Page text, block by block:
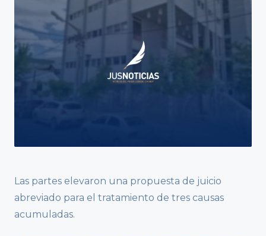
Las partes elevaron una propuesta de juicio
abreviado para el tratamiento de tres causas
acumuladas.